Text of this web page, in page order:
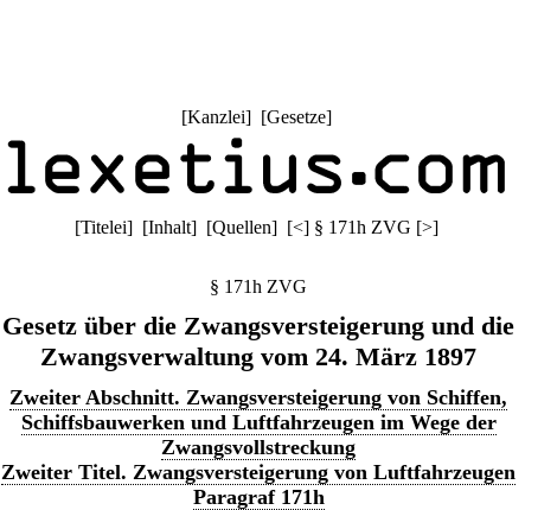
[Kanzlei] [Gesetze]
[Titelei] [Inhalt] [Quellen] [<] § 171h ZVG [>]
§ 171h ZVG
Gesetz über die Zwangsversteigerung und die
Zwangsverwaltung vom 24. März 1897
Zweiter Abschnitt. Zwangsversteigerung von Schiffen,
Schiffsbauwerken und Luftfahrzeugen im Wege der
Zwangsvollstreckung
Zweiter Titel. Zwangsversteigerung von Luftfahrzeugen
Paragraf 171h